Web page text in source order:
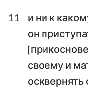
11
и ни к
он
своему и
осквернять